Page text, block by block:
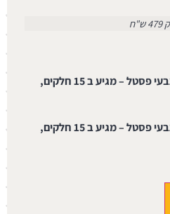
עננים וכדורים פורחים צבעי פסטל – מגיע ב 15 חלקים,
עננים וכדורים פורחים צבעי פסטל – מגיע ב 15 חלקים,